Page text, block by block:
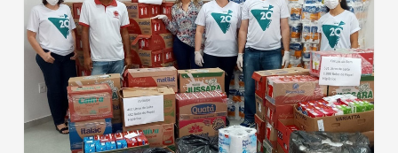
se
a
outras
cooperativas
para
entrega